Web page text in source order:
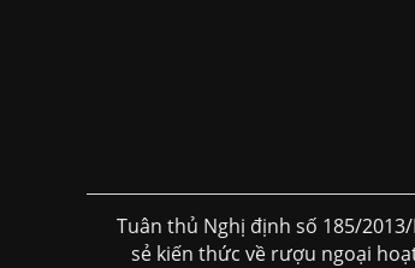
Tuân thủ Nghị định số 185/
sẻ kiến thức về rượu ngoại